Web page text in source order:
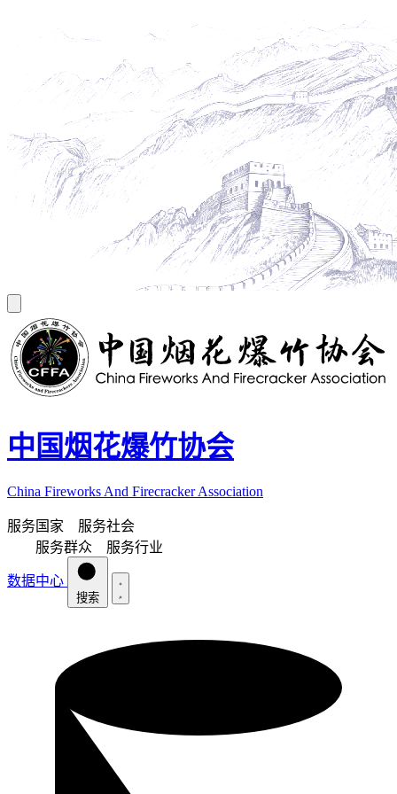
中国烟花爆竹协会
China Fireworks And Firecracker Association
服务国家 服务社会
服务群众 服务行业
数据中心
搜索